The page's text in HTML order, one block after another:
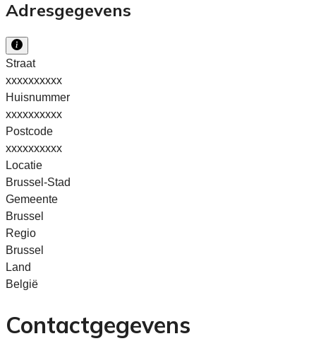
Adresgegevens
Straat
xxxxxxxxxx
Huisnummer
xxxxxxxxxx
Postcode
xxxxxxxxxx
Locatie
Brussel-Stad
Gemeente
Brussel
Regio
Brussel
Land
België
Contactgegevens